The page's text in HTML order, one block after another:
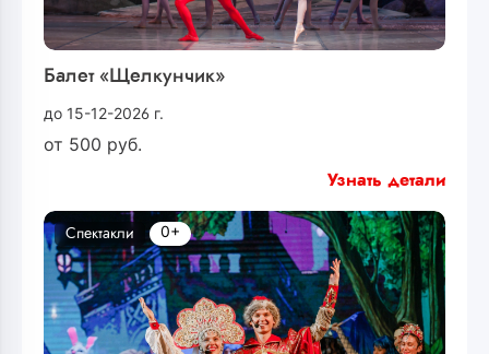
Балет «Щелкунчик»
до 15-12-2026 г.
от 500 руб.
Узнать детали
Спектакли 0+